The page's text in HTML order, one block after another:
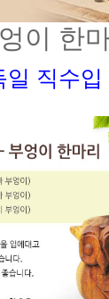
이 한
일 직수입